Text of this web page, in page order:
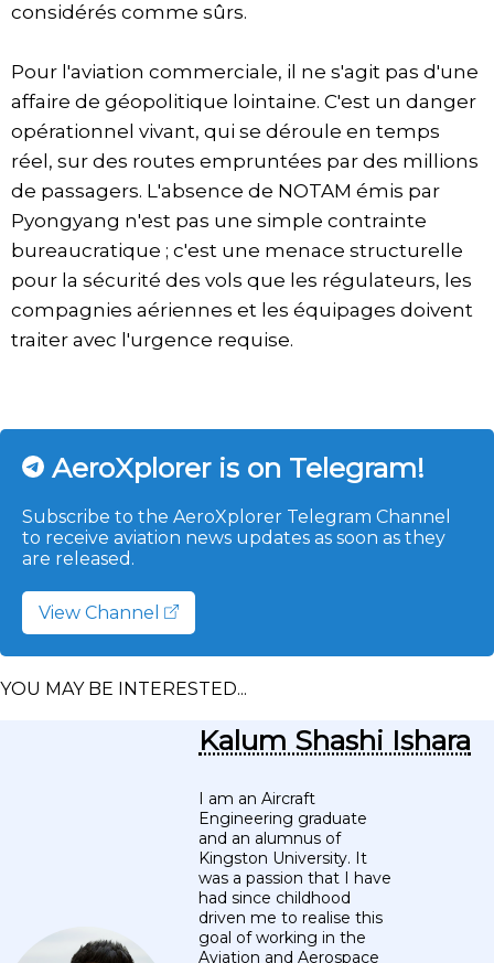
considérés comme sûrs.
Pour l'aviation commerciale, il ne s'agit pas d'une
affaire de géopolitique lointaine. C'est un danger
opérationnel vivant, qui se déroule en temps
réel, sur des routes empruntées par des millions
de passagers. L'absence de NOTAM émis par
Pyongyang n'est pas une simple contrainte
bureaucratique ; c'est une menace structurelle
pour la sécurité des vols que les régulateurs, les
compagnies aériennes et les équipages doivent
traiter avec l'urgence requise.
AeroXplorer is on Telegram!
Subscribe to the AeroXplorer Telegram Channel
to receive aviation news updates as soon as they
are released.
View Channel
YOU MAY BE INTERESTED...
Kalum Shashi Ishara
I am an Aircraft
Engineering graduate
and an alumnus of
Kingston University. It
was a passion that I have
had since childhood
driven me to realise this
goal of working in the
Aviation and Aerospace